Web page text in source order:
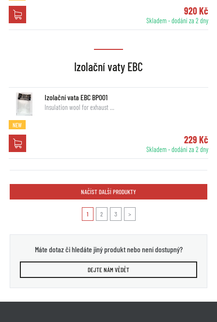
920 Kč
Skladem - dodání za 2 dny
Izolační vaty EBC
Izolační vata EBC BP001
Insulation wool for exhaust …
NEW
229 Kč
Skladem - dodání za 2 dny
NAČÍST DALŠÍ PRODUKTY
1 2 3 >
Máte dotaz či hledáte jiný produkt nebo není dostupný?
DEJTE NÁM VĚDĚT